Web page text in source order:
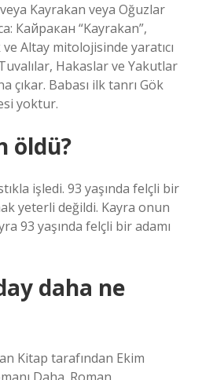
Kayrakan veya Oğuzlar
Кайракан “Kayrakan”,
Altay mitolojisinde yaratıcı
Hakaslar ve Yakutlar
çıkar. Babası ilk tanrı Gök
yoktur.
öldü?
işledi. 93 yaşında felçli bir
yeterli değildi. Kayra onun
93 yaşında felçli bir adamı
daha ne
Kitap tarafından Ekim